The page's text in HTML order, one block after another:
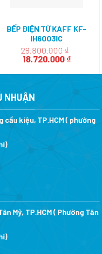
BẾP ĐIỆN TỪ KAFF KF-
IH6003IC
28.800.000₫
Giá
là:
18.720.000 ₫Giá
tại
NHUẬN
kiệu, TP.HCM ( phường
Mỹ, TP.HCM ( Phường Tân
)